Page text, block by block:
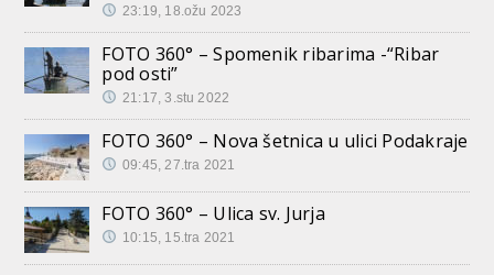
23:19, 18.ožu 2023
FOTO 360° – Spomenik ribarima -“Ribar
pod osti”
21:17, 3.stu 2022
FOTO 360° – Nova šetnica u ulici Podakraje
09:45, 27.tra 2021
FOTO 360° – Ulica sv. Jurja
10:15, 15.tra 2021